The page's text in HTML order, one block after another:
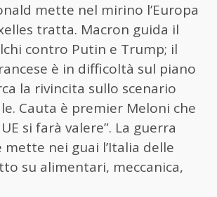
mette nel mirino l’Europa
tratta. Macron guida il
contro Putin e Trump; il
è in difficoltà sul piano
la rivincita sullo scenario
Cauta è premier Meloni che
si farà valere”. La guerra
mette nei guai l’Italia delle
su alimentari, meccanica,